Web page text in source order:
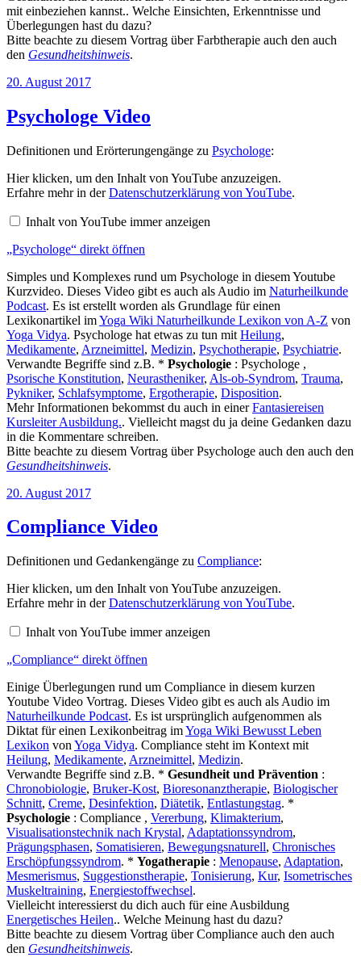
mit einbeziehen kannst.. Welche Einsichten, Erkenntnisse und
Überlegungen hast du dazu?
Bitte beachte zu diesem Vortrag über Farbtherapie auch den auch
den Gesundheitshinweis.
Veröffentlicht
20. August 2017
Psychologe Video
Definitionen und Erörterungengänge zu Psychologe:
„Psychologe“
von
YouTube
Hier klicken, um den Inhalt von YouTube anzuzeigen.
Erfahre mehr in derDatenschutzerklärung von YouTube.
Inhalt von YouTube immer anzeigen
„Psychologe“ direkt öffnen
Simples und Komplexes rund um Psychologe in diesem Youtube
Kurzvideo. Dieses Video gibt es auch als Audio im Naturheilkunde
Podcast. Es ist erstellt worden als Grundlage für einen
Lexikonartikel imYoga Wiki Naturheilkunde Lexikon von A-Z von
Yoga Vidya. Psychologe hat etwas zu tun mit Heilung,
Medikamente, Arzneimittel, Medizin, Psychotherapie, Psychiatrie.
Verwandte Begriffe sind z.B. * Psychologie : Psychologe ,
Psorische Konstitution, Neurastheniker, Als-ob-Syndrom, Trauma,
Pykniker, Schlafsymptome, Ergotherapie, Disposition.
Mehr Informationen bekommst du auch in einerFantasiereisen
Kursleiter Ausbildung.. Vielleicht magst du ja deine Gedanken dazu
in die Kommentare schreiben.
Bitte beachte zu diesem Vortrag über Psychologe auch den auch den
Gesundheitshinweis.
Veröffentlicht
20. August 2017
Compliance Video
Definitionen und Gedankengänge zu Compliance:
„Compliance“
von
YouTube
anzeigen
Hier klicken, um den Inhalt von YouTube anzuzeigen.
Erfahre mehr in derDatenschutzerklärung von YouTube.
Inhalt von YouTube immer anzeigen
„Compliance“ direkt öffnen
Einige Überlegungen rund um Compliance in diesem kurzen
Youtube Video Vortrag. Dieses Video gibt es auch als Audio im
Naturheilkunde Podcast. Es ist ursprünglich aufgenommen als
Diktat für einen Lexikonbeitrag imYoga Wiki Bewusst Leben
Lexikon von Yoga Vidya. Compliance steht im Kontext mit
Heilung, Medikamente, Arzneimittel, Medizin.
Verwandte Begriffe sind z.B. * Gesundheit und Prävention :
Chronobiologie, Bruker-Kost, Bioresonanztherapie, Biologischer
Schnitt, Creme, Desinfektion, Diätetik, Entlastungstag. *
Psychologie : Compliance , Vererbung, Klimakterium,
Visualisationstechnik nach Krystal, Adaptationssyndrom,
Prägungsphasen, Somatisieren, Bewegungsnaturell, Chronisches
Erschöpfungssyndrom. * Yogatherapie : Menopause, Adaptation,
Mesmerismus, Suggestionstherapie, Tonisierung, Kur, Isometrisches
Muskeltraining, Energiestoffwechsel.
Vielleicht interessierst du dich auch für eine Ausbildung
Energetisches Heilen.. Welche Meinung hast du dazu?
Bitte beachte zu diesem Vortrag über Compliance auch den auch
den Gesundheitshinweis.